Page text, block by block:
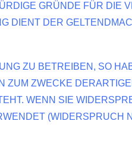
GRÜNDE FÜR DIE
DIENT DER
ZU BETREIBEN, SO
ZWECKE
WENN SIE
(WIDERSPRUCH